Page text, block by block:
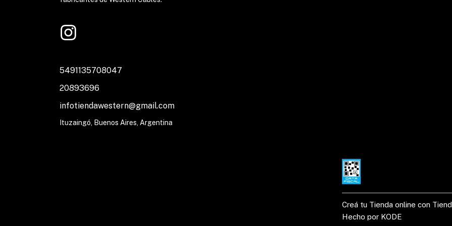
5491135708047
20893696
infotiendawestern@gmail.com
Ituzaingó, Buenos Aires, Argentina
Creá tu Tienda online con
Hecho por KODE